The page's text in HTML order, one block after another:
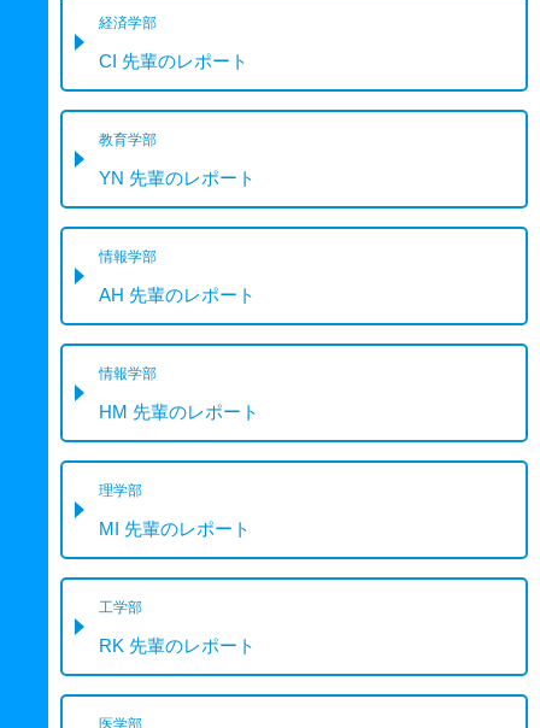
経済学部
CI 先輩のレポート
教育学部
YN 先輩のレポート
情報学部
AH 先輩のレポート
情報学部
HM 先輩のレポート
理学部
MI 先輩のレポート
工学部
RK 先輩のレポート
医学部